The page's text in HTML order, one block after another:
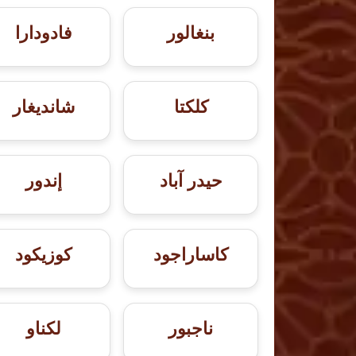
بنغالور فادودارا
كلكتا شانديغار
حيدر آباد إندور
كاساراجود كوزيكود
ناجبور لكناو